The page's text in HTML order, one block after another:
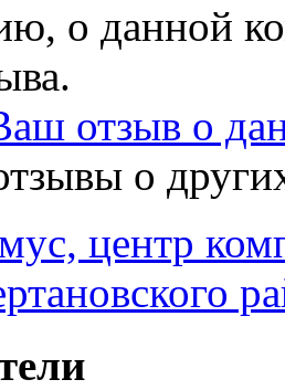
о данной
отзыв о
о
центр